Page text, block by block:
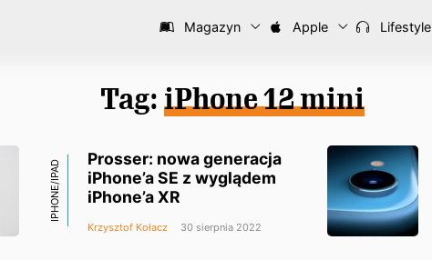
Magazyn Apple Lifestyle
Tag: iPhone 12 mini
IPHONE/IPAD
Prosser: nowa generacja
iPhone’a SE z wyglądem
iPhone’a XR
Krzysztof Kołacz 30 sierpnia 2022